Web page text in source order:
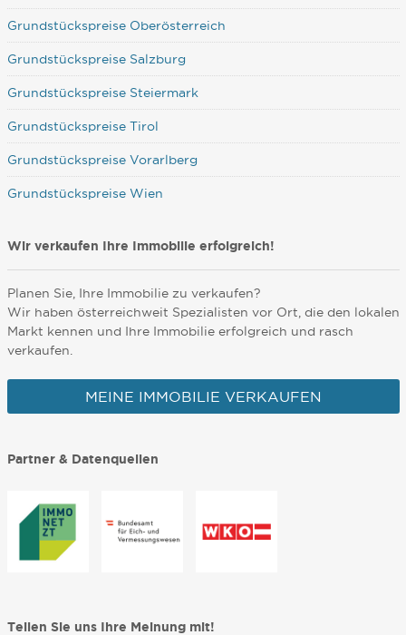
Grundstückspreise Oberösterreich
Grundstückspreise Salzburg
Grundstückspreise Steiermark
Grundstückspreise Tirol
Grundstückspreise Vorarlberg
Grundstückspreise Wien
Wir verkaufen Ihre Immobilie erfolgreich!
Planen Sie, Ihre Immobilie zu verkaufen?
Wir haben österreichweit Spezialisten vor Ort, die den lokalen
Markt kennen und Ihre Immobilie erfolgreich und rasch
verkaufen.
MEINE IMMOBILIE VERKAUFEN
Partner & Datenquellen
Teilen Sie uns Ihre Meinung mit!